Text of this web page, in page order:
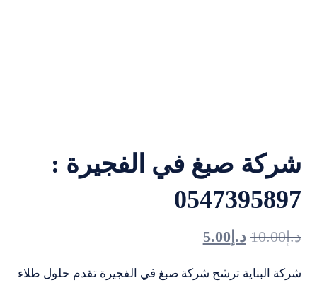
شركة صبغ في الفجيرة :
0547395897
د.إ10.00 د.إ 5.00
شركة البناية ترشح شركة صبغ في الفجيرة تقدم حلول طلاء